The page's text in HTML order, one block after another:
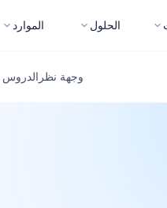
الحلول الموارد
وجهة نظرالدروس